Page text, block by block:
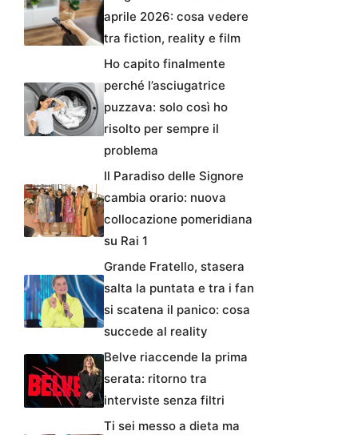
aprile 2026: cosa vedere
tra fiction, reality e film
Ho capito finalmente
perché l’asciugatrice
puzzava: solo così ho
risolto per sempre il
problema
Il Paradiso delle Signore
cambia orario: nuova
collocazione pomeridiana
su Rai 1
Grande Fratello, stasera
salta la puntata e tra i fan
si scatena il panico: cosa
succede al reality
Belve riaccende la prima
serata: ritorno tra
interviste senza filtri
Ti sei messo a dieta ma